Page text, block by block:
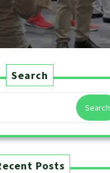
Search
Search
Posts